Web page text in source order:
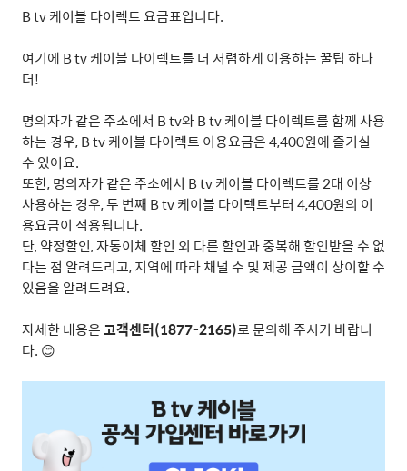
B tv케이블 다이렉트 요금표입니다.
여기에 B tv케이블 다이렉트를 더 저렴하게 이용하는 꿀팁 하나
더!
명의자가 같은 주소에서 B tv와B tv케이블 다이렉트를 함께 사용
하는 경우, B tv케이블 다이렉트 이용요금은4,400원에 즐기실
수 있어요.
또한,명의자가 같은 주소에서 B tv케이블 다이렉트를2대 이상
사용하는 경우,두 번째 B tv케이블 다이렉트부터 4,400원의 이
용요금이 적용됩니다.
단,약정할인,자동이체 할인 외 다른 할인과 중복해 할인받을 수 없
다는 점 알려드리고, 지역에 따라 채널 수 및 제공 금액이 상이할 수
있음을 알려드려요.
자세한 내용은고객센터(1877-2165)로 문의해 주시기 바랍니
다. 😊